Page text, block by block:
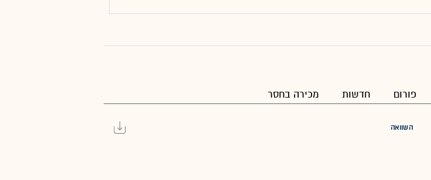
פורום חדשות מכירה בחסר
השוואה